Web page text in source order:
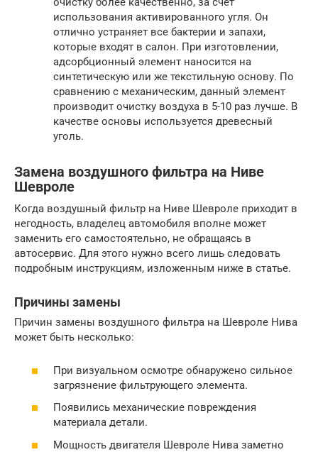
использования активированного угля. Он
отлично устраняет все бактерии и запахи,
которые входят в салон. При изготовлении,
адсорбционный элемент наносится на
синтетическую или же текстильную основу. По
сравнению с механическим, данный элемент
производит очистку воздуха в 5-10 раз лучше. В
качестве основы используется древесный
уголь.
Замена воздушного фильтра на Ниве
Шевроле
Когда воздушный фильтр на Ниве Шевроле приходит в
негодность, владелец автомобиля вполне может
заменить его самостоятельно, не обращаясь в
автосервис. Для этого нужно всего лишь следовать
подробным инструкциям, изложенным ниже в статье.
Причины замены
Причин замены воздушного фильтра на Шевроле Нива
может быть несколько:
При визуальном осмотре обнаружено сильное
загрязнение фильтрующего элемента.
Появились механические повреждения
материала детали.
Мощность двигателя Шевроле Нива заметно